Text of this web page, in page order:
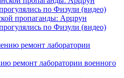
пропаганды: Арцрун
по Физули (видео)
ремонт лаборатории военного